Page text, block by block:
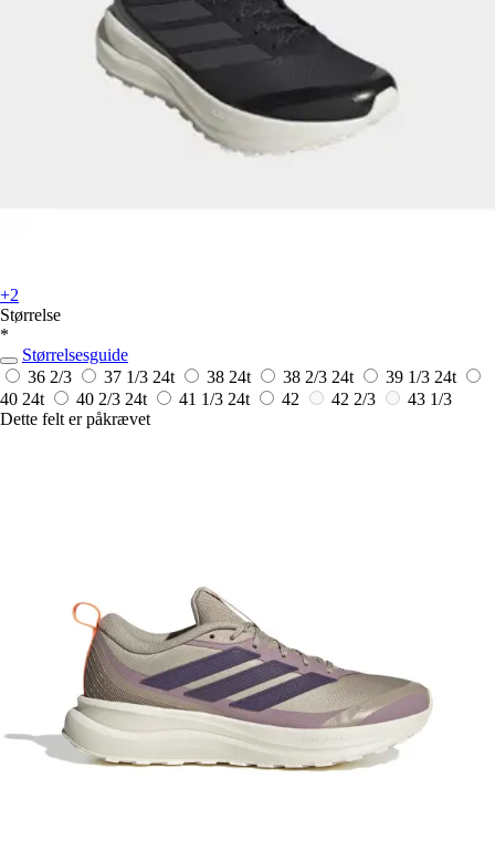
+2
Størrelse
*
Størrelsesguide
36 2/3
37 1/3 24t 38 24t 38 2/3 24t 39 1/3 24t
40 24t 40 2/3 24t 41 1/3 24t 42 42 2/3
43 1/3
Dette felt er påkrævet